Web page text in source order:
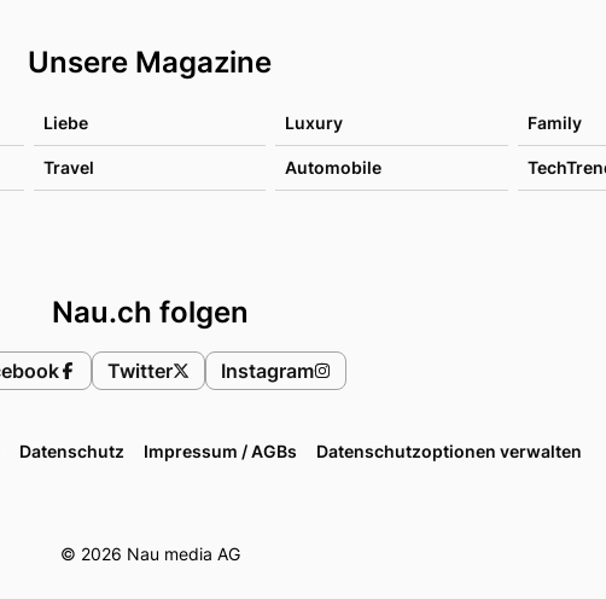
Unsere Magazine
Liebe Luxury Family
Travel Automobile
Nau.ch folgen
Twitter Instagram
Datenschutz Impressum / AGBs Datenschutzoptionen verwalten
© 2026 Nau media AG